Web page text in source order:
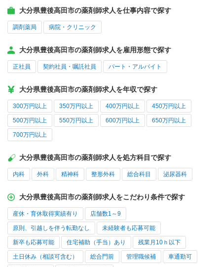
大分県豊後高田市の薬剤師求人を仕事内容で探す
調剤薬局 病院・クリニック
大分県豊後高田市の薬剤師求人を雇用形態で探す
正社員 契約社員・嘱託社員 パート・アルバイト
大分県豊後高田市の薬剤師求人を年収で探す
300万円以上 350万円以上 400万円以上 450万円以上
500万円以上 550万円以上 600万円以上 650万円以上
700万円以上
大分県豊後高田市の薬剤師求人を処方科目で探す
内科 外科 精神科 整形外科 総合科目 泌尿器科
大分県豊後高田市の薬剤師求人をこだわり条件で探す
産休・育休取得実績有り 店舗数1～9
原則、引越しを伴う転勤なし 未経験者も応募可能
新卒も応募可能 住宅補助（手当）あり 残業月10ｈ以下
土日休み（相談可含む） 総合門前 管理職候補 車通勤可